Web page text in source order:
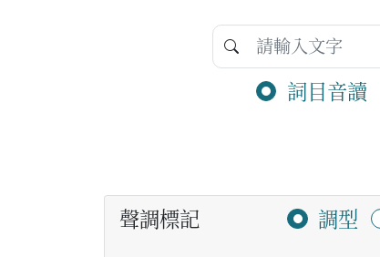
詞目音讀
聲調標記 調型